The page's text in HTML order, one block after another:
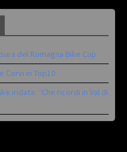
del Romagna Bike Cup
Corvi in Top10
iridata: “Che ricordi in Val di